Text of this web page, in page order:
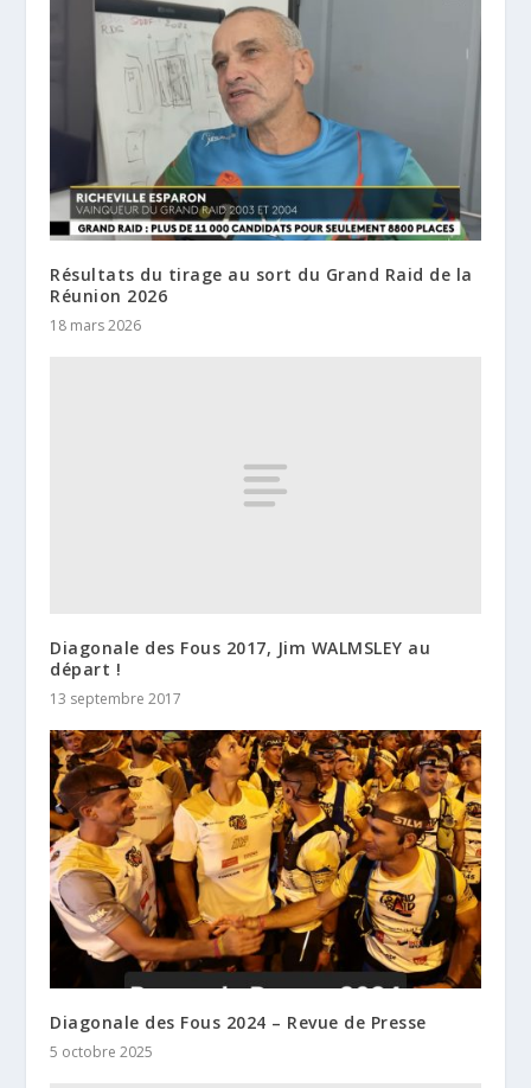
Résultats du tirage au sort du Grand Raid de la
Réunion 2026
18 mars 2026
Diagonale des Fous 2017, Jim WALMSLEY au
départ !
13 septembre 2017
Diagonale des Fous 2024 – Revue de Presse
5 octobre 2025